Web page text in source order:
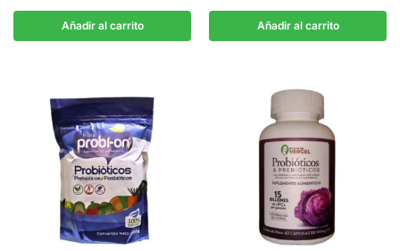
Añadir al carrito Añadir al carrito